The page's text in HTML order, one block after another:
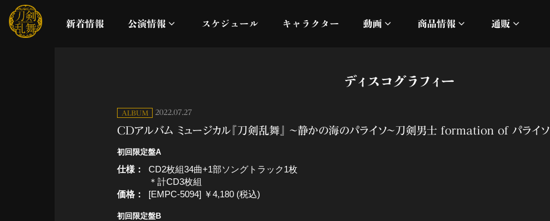
新着情報 公演情報
配信
スケジュール キャラクター 動画 商品情報
加州清光 単騎出陣 極
通販
ディスコグラフィー
ALBUM 2022.07.27
CDアルバム ミュージカル『刀剣乱舞』 ～静かの海のパライソ～刀剣男士 formation of パライソ
初回限定盤A
仕様
CD2枚組34曲+1部ソングトラック1枚
＊計CD3枚組
価格
[EMPC-5094] ￥4,180 (税込)
初回限定盤B